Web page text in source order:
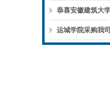
运城学院采购我